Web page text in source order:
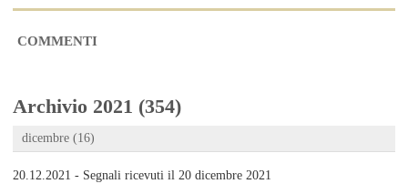
COMMENTI
Archivio 2021 (354)
dicembre (16)
20.12.2021 - Segnali ricevuti il 20 dicembre 2021